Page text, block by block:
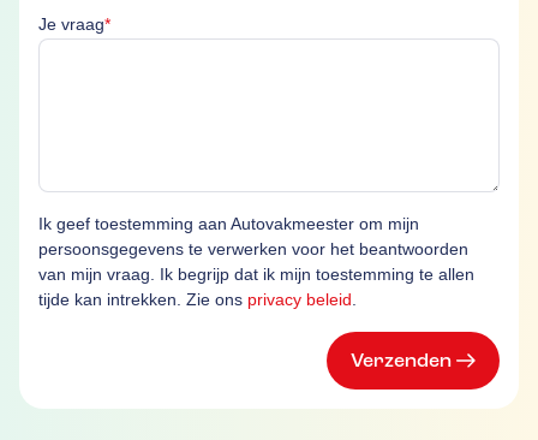
Je vraag*Je vraag is verplicht
Ik geef toestemming aan Autovakmeester om mijn
persoonsgegevens te verwerken voor het beantwoorden
van mijn vraag. Ik begrijp dat ik mijn toestemming te allen
tijde kan intrekken. Zie ons privacy beleid
Verzenden